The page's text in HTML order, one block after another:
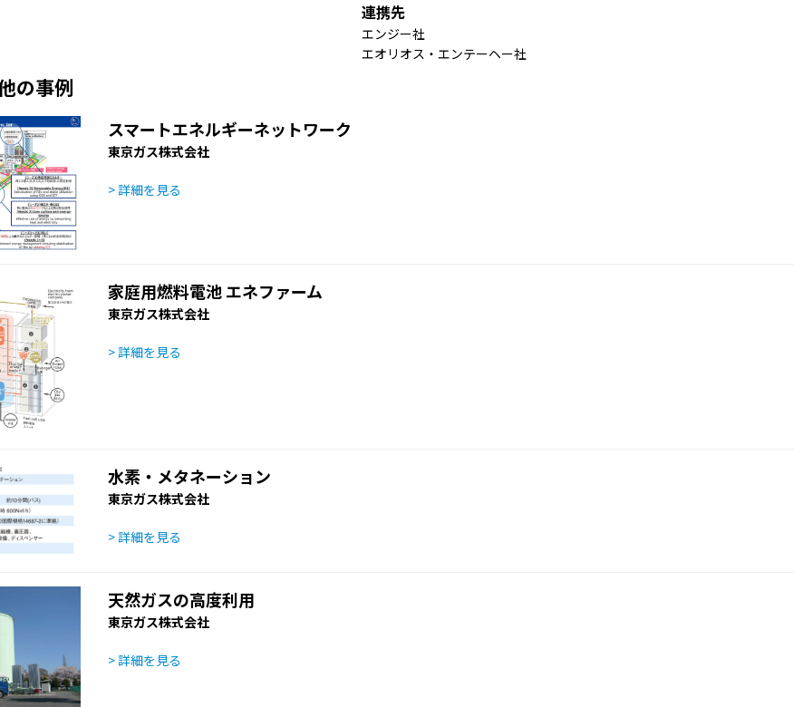
連携先
エンジー社
エオリオス・エンテーヘー社
の事例
スマートエネルギーネットワーク
東京ガス株式会社
> 詳細を見る
家庭用燃料電池 エネファーム
東京ガス株式会社
> 詳細を見る
水素・メタネーション
東京ガス株式会社
> 詳細を見る
天然ガスの高度利用
東京ガス株式会社
> 詳細を見る